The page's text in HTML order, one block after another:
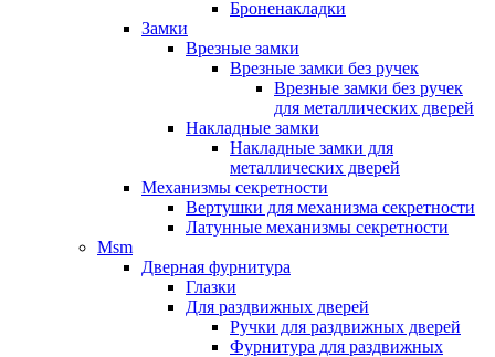
Броненакладки
Замки
Врезные замки
Врезные замки без ручек
Врезные замки без ручек
для металлических дверей
Накладные замки
Накладные замки для
металлических дверей
Механизмы секретности
Вертушки для механизма секретности
Латунные механизмы секретности
Msm
Дверная фурнитура
Глазки
Для раздвижных дверей
Ручки для раздвижных дверей
Фурнитура для раздвижных